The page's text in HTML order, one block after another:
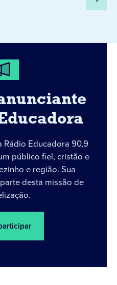
Rádio Educadora 90,9
público fiel, cristão e
e região. Sua
desta missão de